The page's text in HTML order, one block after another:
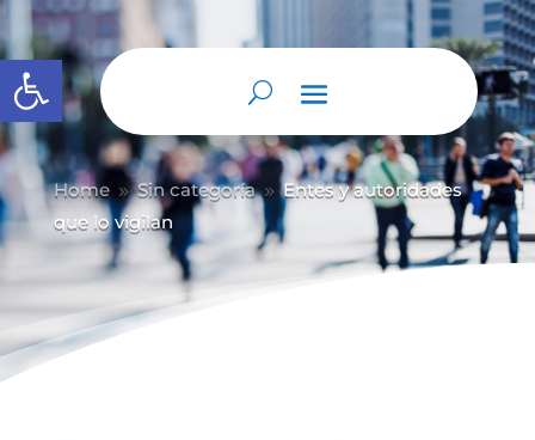
Abrir barra de herramientas
Home 9 Sin categoría 9 Entes y autoridades
que lo vigilan